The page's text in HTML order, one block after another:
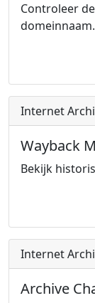
Controleer
domeinnaam.
Internet
Wayback
Bekijk
Internet
Archive